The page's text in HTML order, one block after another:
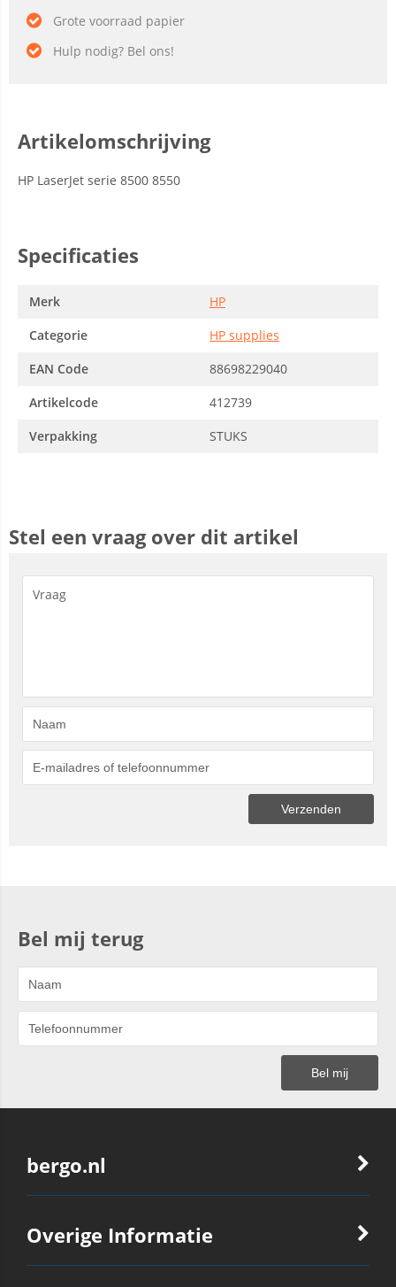
Grote voorraad papier
Hulp nodig? Bel ons!
Artikelomschrijving
HP LaserJet serie 8500 8550
Specificaties
Merk
HP
Categorie
HP supplies
EAN Code
88698229040
Artikelcode
412739
Verpakking
STUKS
Stel een vraag over dit artikel
Bel mij terug
bergo.nl
Overige Informatie